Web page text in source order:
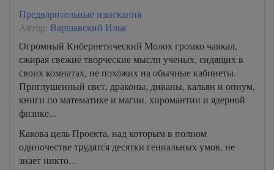
Предварительные изыскания
Автор: Варшавский Илья
Огромный Кибернетический Молох громко чавкал,
сжирая свежие творческие мысли ученых, сидящих в
своих комнатах, не похожих на обычные кабинеты.
Приглушенный свет, драконы, диваны, кальян и опиум,
книги по математике и магии, хиромантии и ядерной
физике...
Какова цель Проекта, над которым в полном
одиночестве трудятся десятки гениальных умов, не
знает никто...